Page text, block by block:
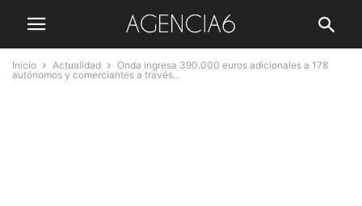
Inicio Actualidad
Onda ingresa 390.000 euros adicionales a 178
autónomos y comerciantes a través...